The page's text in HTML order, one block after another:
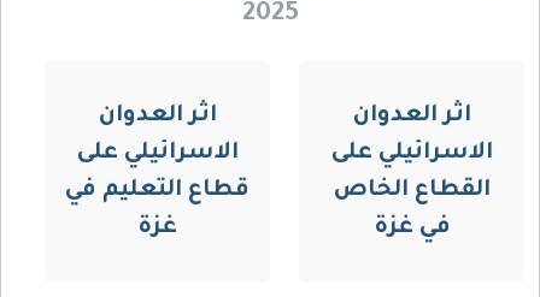
2025
اثر العدوان
الاسرائيلي على
القطاع الخاص
في غزة
اثر العدوان
الاسرائيلي على
قطاع التعليم في
غزة